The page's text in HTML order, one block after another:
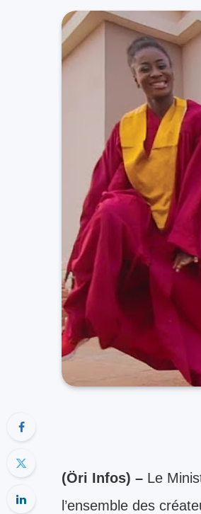
(Öri Infos) – Le
l’ensemble des